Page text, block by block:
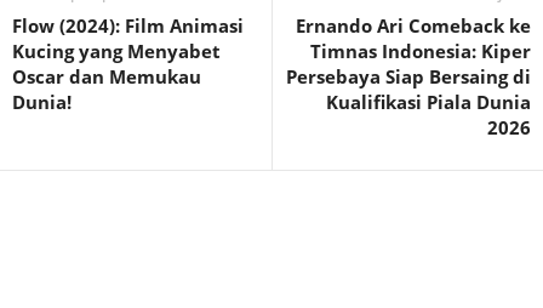
Flow (2024): Film Animasi
Kucing yang Menyabet
Oscar dan Memukau
Dunia!
Ernando Ari Comeback ke
Timnas Indonesia: Kiper
Persebaya Siap Bersaing di
Kualifikasi Piala Dunia
2026